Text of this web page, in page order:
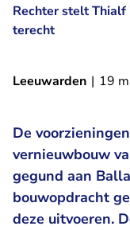
Rechter stelt
terecht
Leeuwarden | 19
De
vernieuwbouw
gegund aan
bouwopdracht
deze uitvoeren.